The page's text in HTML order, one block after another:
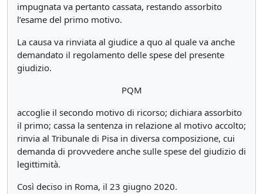
impugnata va pertanto cassata, restando assorbito
l’esame del primo motivo.
La causa va rinviata al giudice a quo al quale va anche
demandato il regolamento delle spese del presente
giudizio.
PQM
accoglie il secondo motivo di ricorso; dichiara assorbito
il primo; cassa la sentenza in relazione al motivo accolto;
rinvia al Tribunale di Pisa in diversa composizione, cui
demanda di provvedere anche sulle spese del giudizio di
legittimità.
Così deciso in Roma, il 23 giugno 2020.